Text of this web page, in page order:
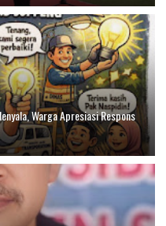
Warga Apresiasi Respons